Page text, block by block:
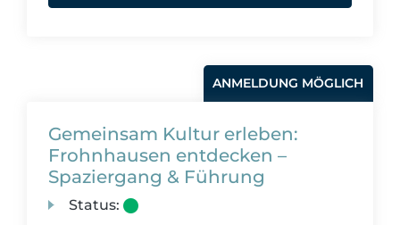
ANMELDUNG MÖGLICH
Gemeinsam Kultur erleben:
Frohnhausen entdecken –
Spaziergang & Führung
Status: